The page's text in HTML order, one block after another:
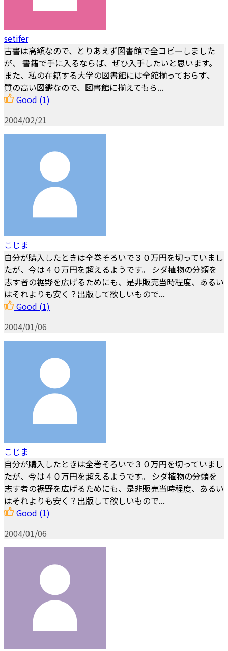
setifer
古書は高額なので、とりあえず図書館で全コピーしました
が、 書籍で手に入るならば、ぜひ入手したいと思います。
また、私の在籍する大学の図書館には全館揃っておらず、
質の高い図鑑なので、図書館に揃えてもら...
Good (1)
2004/02/21
こじま
自分が購入したときは全巻そろいで３０万円を切っていまし
たが、今は４０万円を超えるようです。 シダ植物の分類を
志す者の裾野を広げるためにも、是非販売当時程度、あるい
はそれよりも安く？出版して欲しいもので...
Good (1)
2004/01/06
こじま
自分が購入したときは全巻そろいで３０万円を切っていまし
たが、今は４０万円を超えるようです。 シダ植物の分類を
志す者の裾野を広げるためにも、是非販売当時程度、あるい
はそれよりも安く？出版して欲しいもので...
Good (1)
2004/01/06